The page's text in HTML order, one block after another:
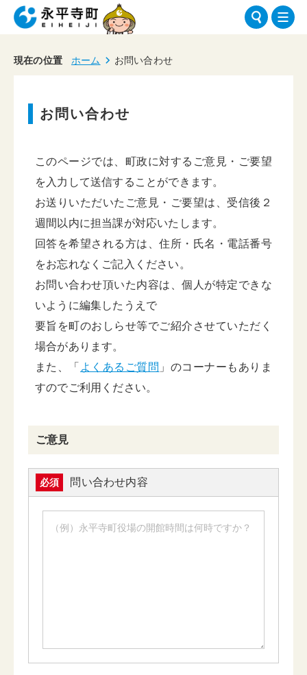
現在の位置 ホーム お問い合わせ
お問い合わせ
このページでは、町政に対するご意見・ご要望
を入力して送信することができます。
お送りいただいたご意見・ご要望は、受信後２
週間以内に担当課が対応いたします。
回答を希望される方は、住所・氏名・電話番号
をお忘れなくご記入ください。
お問い合わせ頂いた内容は、個人が特定できな
いように編集したうえで
要旨を町のおしらせ等でご紹介させていただく
場合があります。
また、「 よくあるご質問 」のコーナーもありま
すのでご利用ください。
ご意見
必須 問い合わせ内容